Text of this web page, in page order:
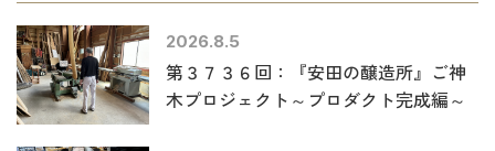
2026.8.5
第３７３６回：『安田の醸造所』ご神
木プロジェクト～プロダクト完成編～